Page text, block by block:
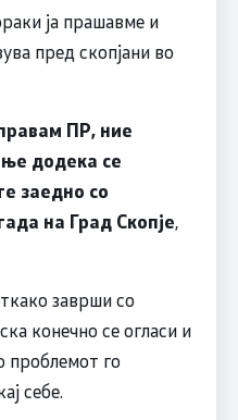
ја прашавме и
пред скопјани во
ПР, ние
додека се
заедно со
на Град Скопје,
заврши со
конечно се огласи и
проблемот го
себе.